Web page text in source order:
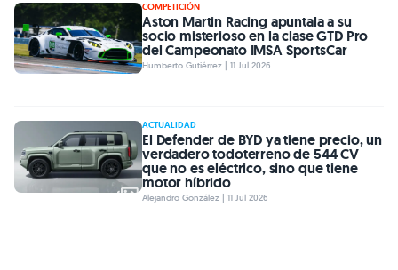
COMPETICIÓN
Aston Martin Racing apuntala a su
socio misterioso en la clase GTD Pro
del Campeonato IMSA SportsCar
Humberto Gutiérrez | 11 Jul 2026
ACTUALIDAD
El Defender de BYD ya tiene precio, un
verdadero todoterreno de 544 CV
que no es eléctrico, sino que tiene
motor híbrido
Alejandro González | 11 Jul 2026